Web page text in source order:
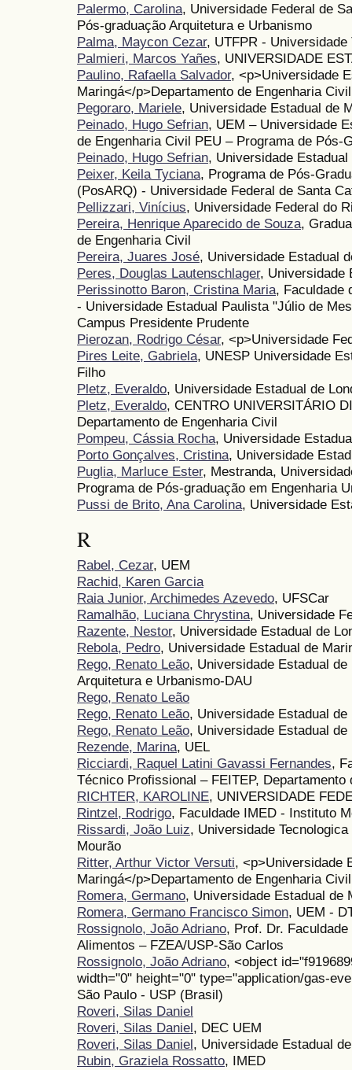
Palermo, Carolina, Universidade Federal de
Pós-graduação Arquitetura e Urbanismo
Palma, Maycon Cezar, UTFPR - Universidade
Palmieri, Marcos Yañes, UNIVERSIDADE
Paulino, Rafaella Salvador, <p>Universidade
Maringá</p>Departamento de Engenharia Civil
Pegoraro, Mariele, Universidade Estadual de
Peinado, Hugo Sefrian, UEM – Universidade
de Engenharia Civil PEU – Programa de Pós-
Peinado, Hugo Sefrian, Universidade
Peixer, Keila Tyciana, Programa de Pós-
(PosARQ) - Universidade Federal de Santa
Pellizzari, Vinícius, Universidade Federal do
Pereira, Henrique Aparecido de Souza,
de Engenharia Civil
Pereira, Juares José, Universidade Estadual
Peres, Douglas Lautenschlager, Universidade
Perissinotto Baron, Cristina Maria, Faculdade
- Universidade Estadual Paulista "Júlio de
Campus Presidente Prudente
Pierozan, Rodrigo César, <p>Universidade
Pires Leite, Gabriela, UNESP Universidade
Filho
Pletz, Everaldo, Universidade Estadual de
Pletz, Everaldo, CENTRO UNIVERSITÁRIO
Departamento de Engenharia Civil
Pompeu, Cássia Rocha, Universidade
Porto Gonçalves, Cristina, Universidade
Puglia, Marluce Ester, Mestranda,
Programa de Pós-graduação em Engenharia
Pussi de Brito, Ana Carolina, Universidade
R
Rabel, Cezar, UEM
Rachid, Karen Garcia
Raia Junior, Archimedes Azevedo, UFSCar
Ramalhão, Luciana Chrystina, Universidade
Razente, Nestor, Universidade Estadual de
Rebola, Pedro, Universidade Estadual de
Rego, Renato Leão, Universidade Estadual
Arquitetura e Urbanismo-DAU
Rego, Renato Leão
Rego, Renato Leão, Universidade Estadual
Rego, Renato Leão, Universidade Estadual de
Rezende, Marina, UEL
Ricciardi, Raquel Latini Gavassi Fernandes,
Técnico Profissional – FEITEP, Departamento
RICHTER, KAROLINE, UNIVERSIDADE
Rintzel, Rodrigo, Faculdade IMED - Instituto
Rissardi, João Luiz, Universidade
Mourão
Ritter, Arthur Victor Versuti, <p>Universidade
Maringá</p>Departamento de Engenharia Civil
Romera, Germano, Universidade Estadual de
Romera, Germano Francisco Simon, UEM -
Rossignolo, João Adriano, Prof. Dr.
Alimentos – FZEA/USP-São Carlos
Rossignolo, João Adriano, <object
width="0" height="0" type="application/gas-
São Paulo - USP (Brasil)
Roveri, Silas Daniel
Roveri, Silas Daniel, DEC UEM
Roveri, Silas Daniel, Universidade Estadual
Rubin, Graziela Rossatto, IMED